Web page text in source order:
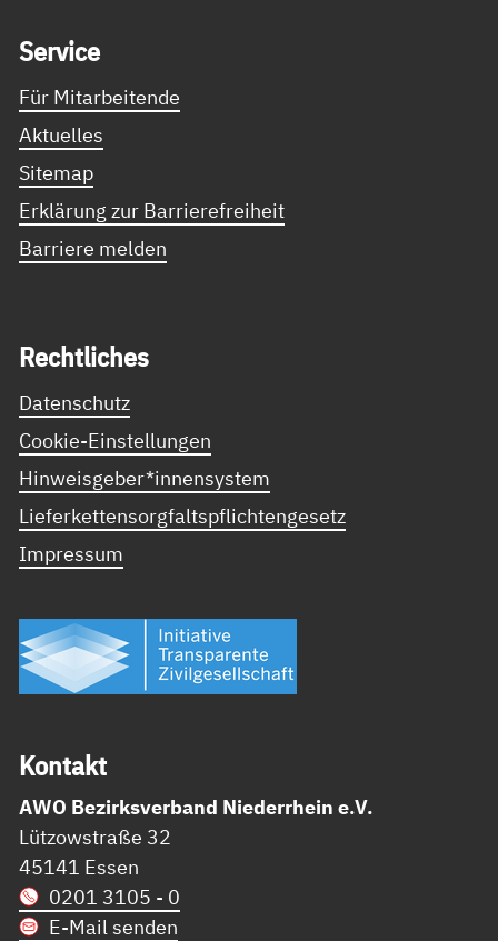
Ser­vice
Für Mitarbeitende
Aktuelles
Sitemap
Erklärung zur Barrierefreiheit
Barriere melden
Recht­li­ches
Datenschutz
Cookie-Einstellungen
Hinweisgeber*innensystem
Lieferkettensorgfaltspflichtengesetz
Impressum
Kon­takt
AWO Bezirksverband Niederrhein e.V.
Lützowstraße 32
45141 Essen
0201 3105 - 0
E-Mail senden